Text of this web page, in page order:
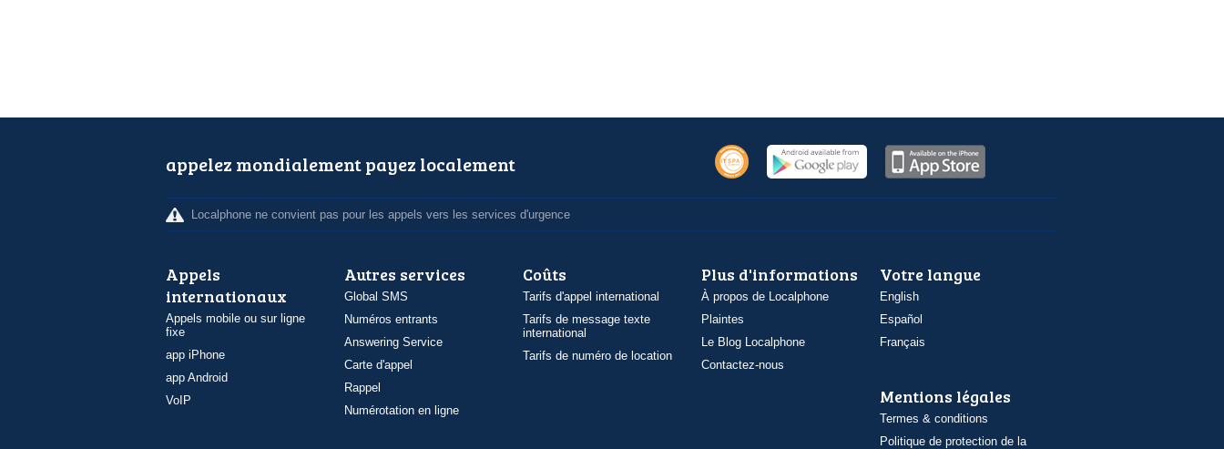
appelez mondialement payez localement
Localphone ne convient pas pour les appels vers les services d'urgence
Appels
internationaux
Appels mobile ou sur ligne
fixe
app iPhone
app Android
VoIP
Autres services
Global SMS
Numéros entrants
Answering Service
Carte d'appel
Rappel
Numérotation en ligne
Coûts
Tarifs d'appel international
Tarifs de message texte
international
Tarifs de numéro de location
Plus d'informations
À propos de Localphone
Plaintes
Le Blog Localphone
Contactez-nous
Votre langue
English
Español
Français
Mentions légales
Termes & conditions
Politique de protection de la